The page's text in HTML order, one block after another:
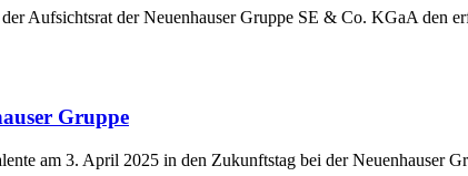
Aufsichtsrat der Neuenhauser Gruppe SE & Co. KGaA den
Gruppe
am 3. April 2025 in den Zukunftstag bei der Neuenhauser